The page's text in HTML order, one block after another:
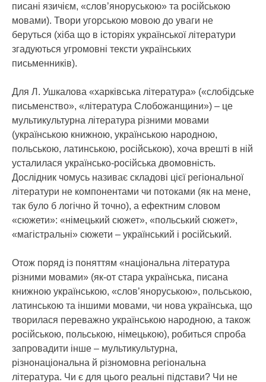
писані язичієм, «слов’яноруською» та російською
мовами). Твори угорською мовою до уваги не
беруться (хіба що в історіях української літератури
згадуються угромовні тексти українських
письменників).
Для Л. Ушкалова «харківська література» («слобідське
письменство», «література Слобожанщини») – це
мультикультурна література різними мовами
(українською книжною, українською народною,
польською, латинською, російською), хоча врешті в ній
усталилася українсько-російська двомовність.
Дослідник чомусь називає складові цієї регіональної
літератури не компонентами чи потоками (як на мене,
так було б логічно й точно), а ефектним словом
«сюжети»: «німецький сюжет», «польський сюжет»,
«магістральні» сюжети – український і російський.
Отож поряд із поняттям «національна література
різними мовами» (як-от стара українська, писана
книжною українською, «слов’яноруською», польською,
латинською та іншими мовами, чи нова українська, що
творилася переважно українською народною, а також
російською, польською, німецькою), робиться спроба
запровадити інше – мультикультурна,
різнонаціональна й різномовна регіональна
література. Чи є для цього реальні підстави? Чи не